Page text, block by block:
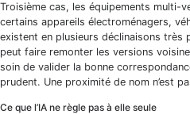
Troisième cas, les équipements multi-
certains appareils électroménagers,
existent en plusieurs déclinaisons très
peut faire remonter les versions
soin de valider la bonne
prudent. Une proximité de nom n’est
Ce que l’IA ne règle pas à elle seule